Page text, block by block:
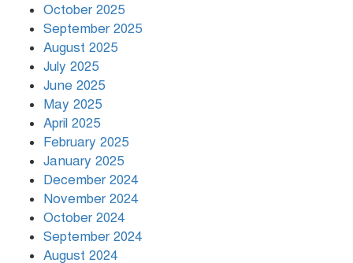
মৈশাতুয়ায় বৃক্ষরোপণ কর্মসূচি: এমপি
আবুল কালামের পক্ষে বিভিন্ন গাছের চারা
আক্তার
রুনা লায়লার গান ভাষার সীমানা মানে
October 2025
September 2025
August 2025
July 2025
June 2025
May 2025
April 2025
February 2025
January 2025
December 2024
November 2024
October 2024
September 2024
August 2024